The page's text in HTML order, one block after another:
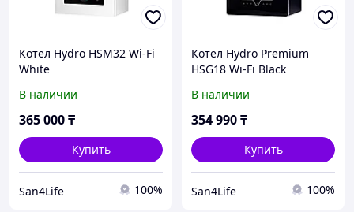
Котел Hydro HSM32 Wi-Fi
White
В наличии
365 000₸
Купить
San4Life 100%
Котел Hydro Premium
HSG18 Wi-Fi Black
В наличии
354 990₸
Купить
San4Life 100%